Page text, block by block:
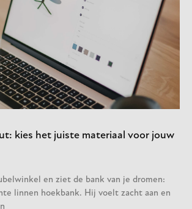
kies het juiste materiaal voor jouw
en ziet de bank van je dromen:
linnen hoekbank. Hij voelt zacht aan en